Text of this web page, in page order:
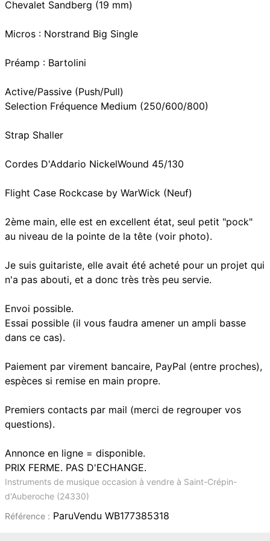
Chevalet Sandberg (19 mm)
Micros : Norstrand Big Single
Préamp : Bartolini
Active/Passive (Push/Pull)
Selection Fréquence Medium (250/600/800)
Strap Shaller
Cordes D'Addario NickelWound 45/130
Flight Case Rockcase by WarWick (Neuf)
2ème main, elle est en excellent état, seul petit "pock"
au niveau de la pointe de la tête (voir photo).
Je suis guitariste, elle avait été acheté pour un projet qui
n'a pas abouti, et a donc très très peu servie.
Envoi possible.
Essai possible (il vous faudra amener un ampli basse
dans ce cas).
Paiement par virement bancaire, PayPal (entre proches),
espèces si remise en main propre.
Premiers contacts par mail (merci de regrouper vos
questions).
Annonce en ligne = disponible.
PRIX FERME. PAS D'ECHANGE.
Instruments de musique occasion à vendre à Saint-Crépin-
d'Auberoche (24330)
Référence : ParuVendu WB177385318